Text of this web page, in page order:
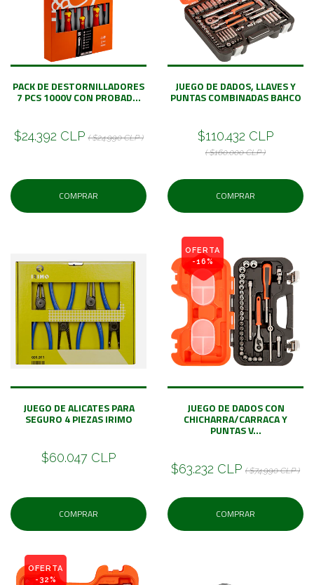
PACK DE DESTORNILLADORES
7 PCS 1000V CON PROBAD...
$24.392 CLP ( $24.990 CLP )
COMPRAR
JUEGO DE DADOS, LLAVES Y
PUNTAS COMBINADAS BAHCO
$110.432 CLP
( $160.000 CLP )
COMPRAR
JUEGO DE ALICATES PARA
SEGURO 4 PIEZAS IRIMO
$60.047 CLP
COMPRAR
OFERTA
-16%
JUEGO DE DADOS CON
CHICHARRA/CARRACA Y
PUNTAS V...
$63.232 CLP ( $74.990 CLP )
COMPRAR
OFERTA
-32%